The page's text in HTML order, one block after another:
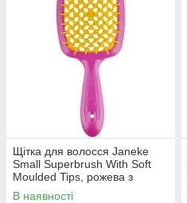
Щітка для волосся Janeke
Small Superbrush With Soft
Moulded Tips, рожева з
жовтим (86SP234 FY)
В наявності